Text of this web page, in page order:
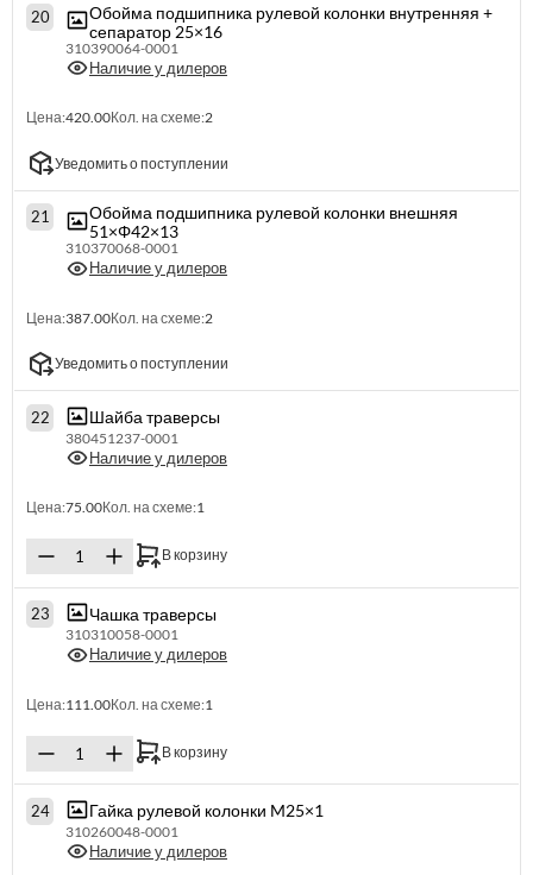
20
Обойма подшипника рулевой колонки внутренняя +
сепаратор 25×16
310390064-0001
Наличие у дилеров
Цена:420.00Кол. на схеме:2
Уведомить о поступлении
21
Обойма подшипника рулевой колонки внешняя
51×Φ42×13
310370068-0001
Наличие у дилеров
Цена:387.00Кол. на схеме:2
Уведомить о поступлении
22 Шайба траверсы
380451237-0001
Наличие у дилеров
Цена:75.00Кол. на схеме:1
В корзину
23 Чашка траверсы
310310058-0001
Наличие у дилеров
Цена:111.00Кол. на схеме:1
В корзину
24 Гайка рулевой колонки M25×1
310260048-0001
Наличие у дилеров